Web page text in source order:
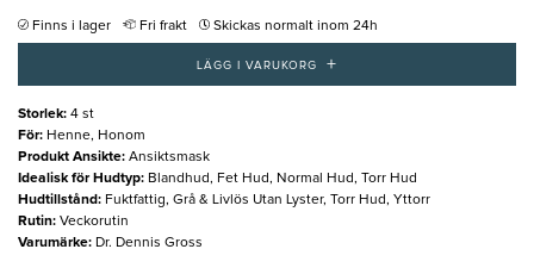
Finns i lager Fri frakt Skickas normalt inom 24h
LÄGG I VARUKORG +
Storlek: 4 st
För: Henne, Honom
Produkt Ansikte: Ansiktsmask
Idealisk för Hudtyp: Blandhud, Fet Hud, Normal Hud, Torr Hud
Hudtillstånd: Fuktfattig, Grå & Livlös Utan Lyster, Torr Hud, Yttorr
Rutin: Veckorutin
Varumärke: Dr. Dennis Gross